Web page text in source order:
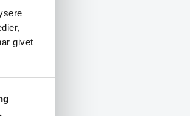
givet